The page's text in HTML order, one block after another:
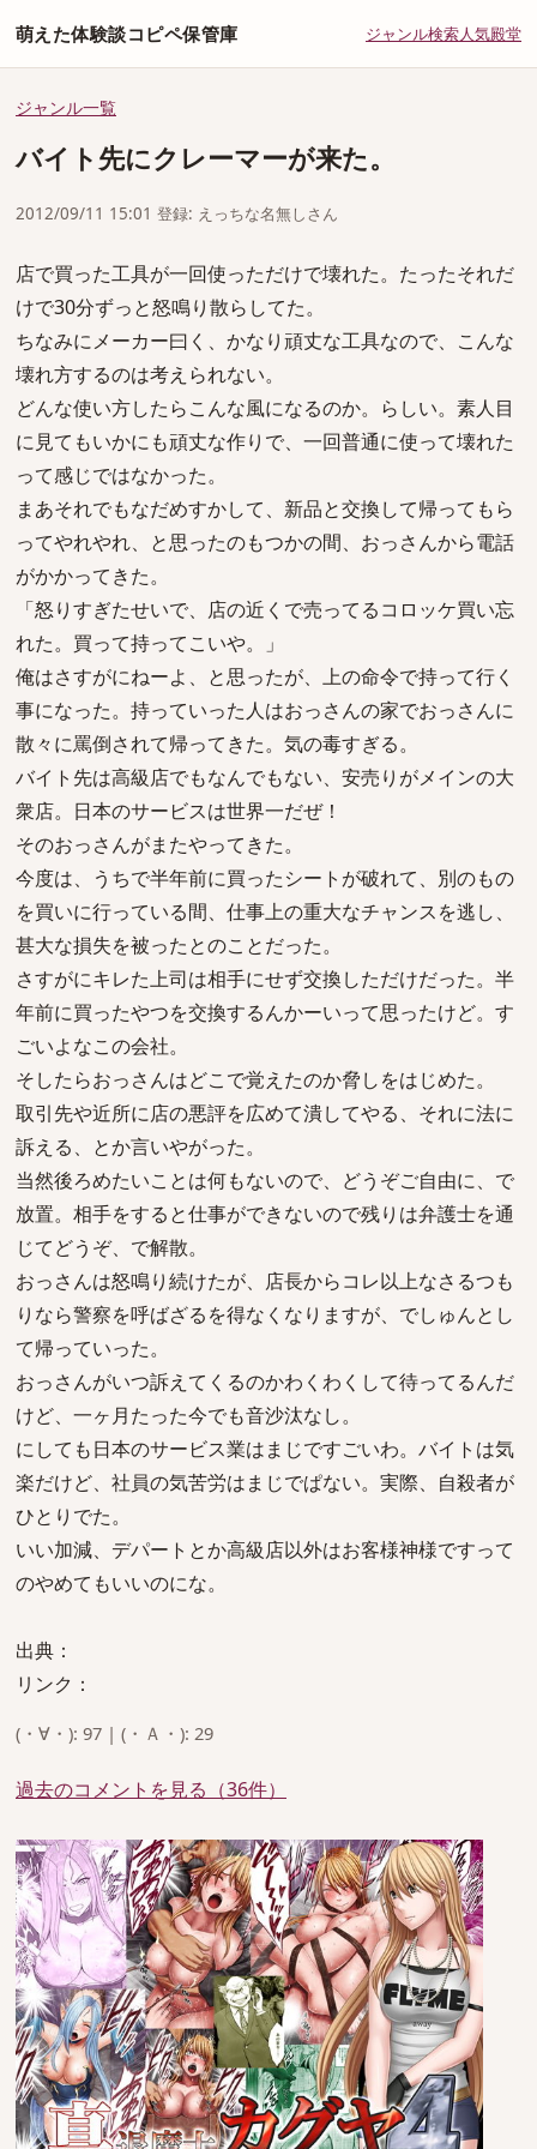
萌えた体験談コピペ保管庫 ジャンル検索人気殿堂
ジャンル一覧
バイト先にクレーマーが来た。
2012/09/11 15:01 登録: えっちな名無しさん
店で買った工具が一回使っただけで壊れた。たったそれだ
けで30分ずっと怒鳴り散らしてた。
ちなみにメーカー曰く、かなり頑丈な工具なので、こんな
壊れ方するのは考えられない。
どんな使い方したらこんな風になるのか。らしい。素人目
に見てもいかにも頑丈な作りで、一回普通に使って壊れた
って感じではなかった。
まあそれでもなだめすかして、新品と交換して帰ってもら
ってやれやれ、と思ったのもつかの間、おっさんから電話
がかかってきた。
「怒りすぎたせいで、店の近くで売ってるコロッケ買い忘
れた。買って持ってこいや。」
俺はさすがにねーよ、と思ったが、上の命令で持って行く
事になった。持っていった人はおっさんの家でおっさんに
散々に罵倒されて帰ってきた。気の毒すぎる。
バイト先は高級店でもなんでもない、安売りがメインの大
衆店。日本のサービスは世界一だぜ！
そのおっさんがまたやってきた。
今度は、うちで半年前に買ったシートが破れて、別のもの
を買いに行っている間、仕事上の重大なチャンスを逃し、
甚大な損失を被ったとのことだった。
さすがにキレた上司は相手にせず交換しただけだった。半
年前に買ったやつを交換するんかーいって思ったけど。す
ごいよなこの会社。
そしたらおっさんはどこで覚えたのか脅しをはじめた。
取引先や近所に店の悪評を広めて潰してやる、それに法に
訴える、とか言いやがった。
当然後ろめたいことは何もないので、どうぞご自由に、で
放置。相手をすると仕事ができないので残りは弁護士を通
じてどうぞ、で解散。
おっさんは怒鳴り続けたが、店長からコレ以上なさるつも
りなら警察を呼ばざるを得なくなりますが、でしゅんとし
て帰っていった。
おっさんがいつ訴えてくるのかわくわくして待ってるんだ
けど、一ヶ月たった今でも音沙汰なし。
にしても日本のサービス業はまじですごいわ。バイトは気
楽だけど、社員の気苦労はまじでぱない。実際、自殺者が
ひとりでた。
いい加減、デパートとか高級店以外はお客様神様ですって
のやめてもいいのにな。
出典：
リンク：
(・∀・): 97 | (・Ａ・): 29
過去のコメントを見る（36件）